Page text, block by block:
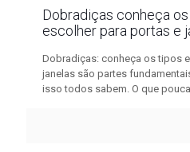
Dobradiças conheça
escolher para portas e
Dobradiças: conheça os tipos
janelas são partes
isso todos sabem. O que